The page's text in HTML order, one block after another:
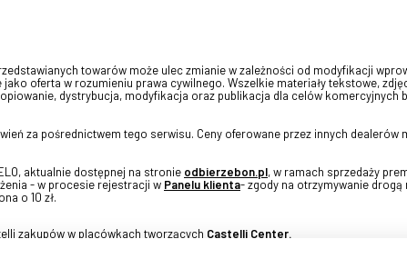
towarów może ulec zmianie w zależności od modyfikacji
oferta w rozumieniu prawa cywilnego. Wszelkie materiały tekstowe,
dystrybucja, modyfikacja oraz publikacja dla celów komercyjnych
za pośrednictwem tego serwisu. Ceny oferowane przez innych dealerów
aktualnie dostępnej na stronie odbierzebon.pl, w ramach sprzedaży
- w procesie rejestracji w Panelu klienta- zgody na otrzymywanie
o 10 zł.
zakupów w placówkach tworzących Castelli Center.